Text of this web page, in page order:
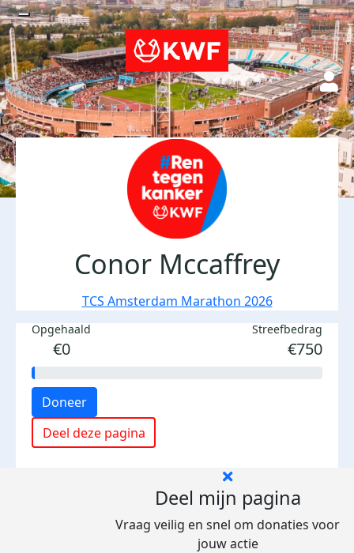
Conor Mccaffrey
TCS Amsterdam Marathon 2026
Opgehaald
€0
Streefbedrag
€750
Doneer
Deel deze pagina
Deel mijn pagina
Vraag veilig en snel om donaties voor
jouw actie